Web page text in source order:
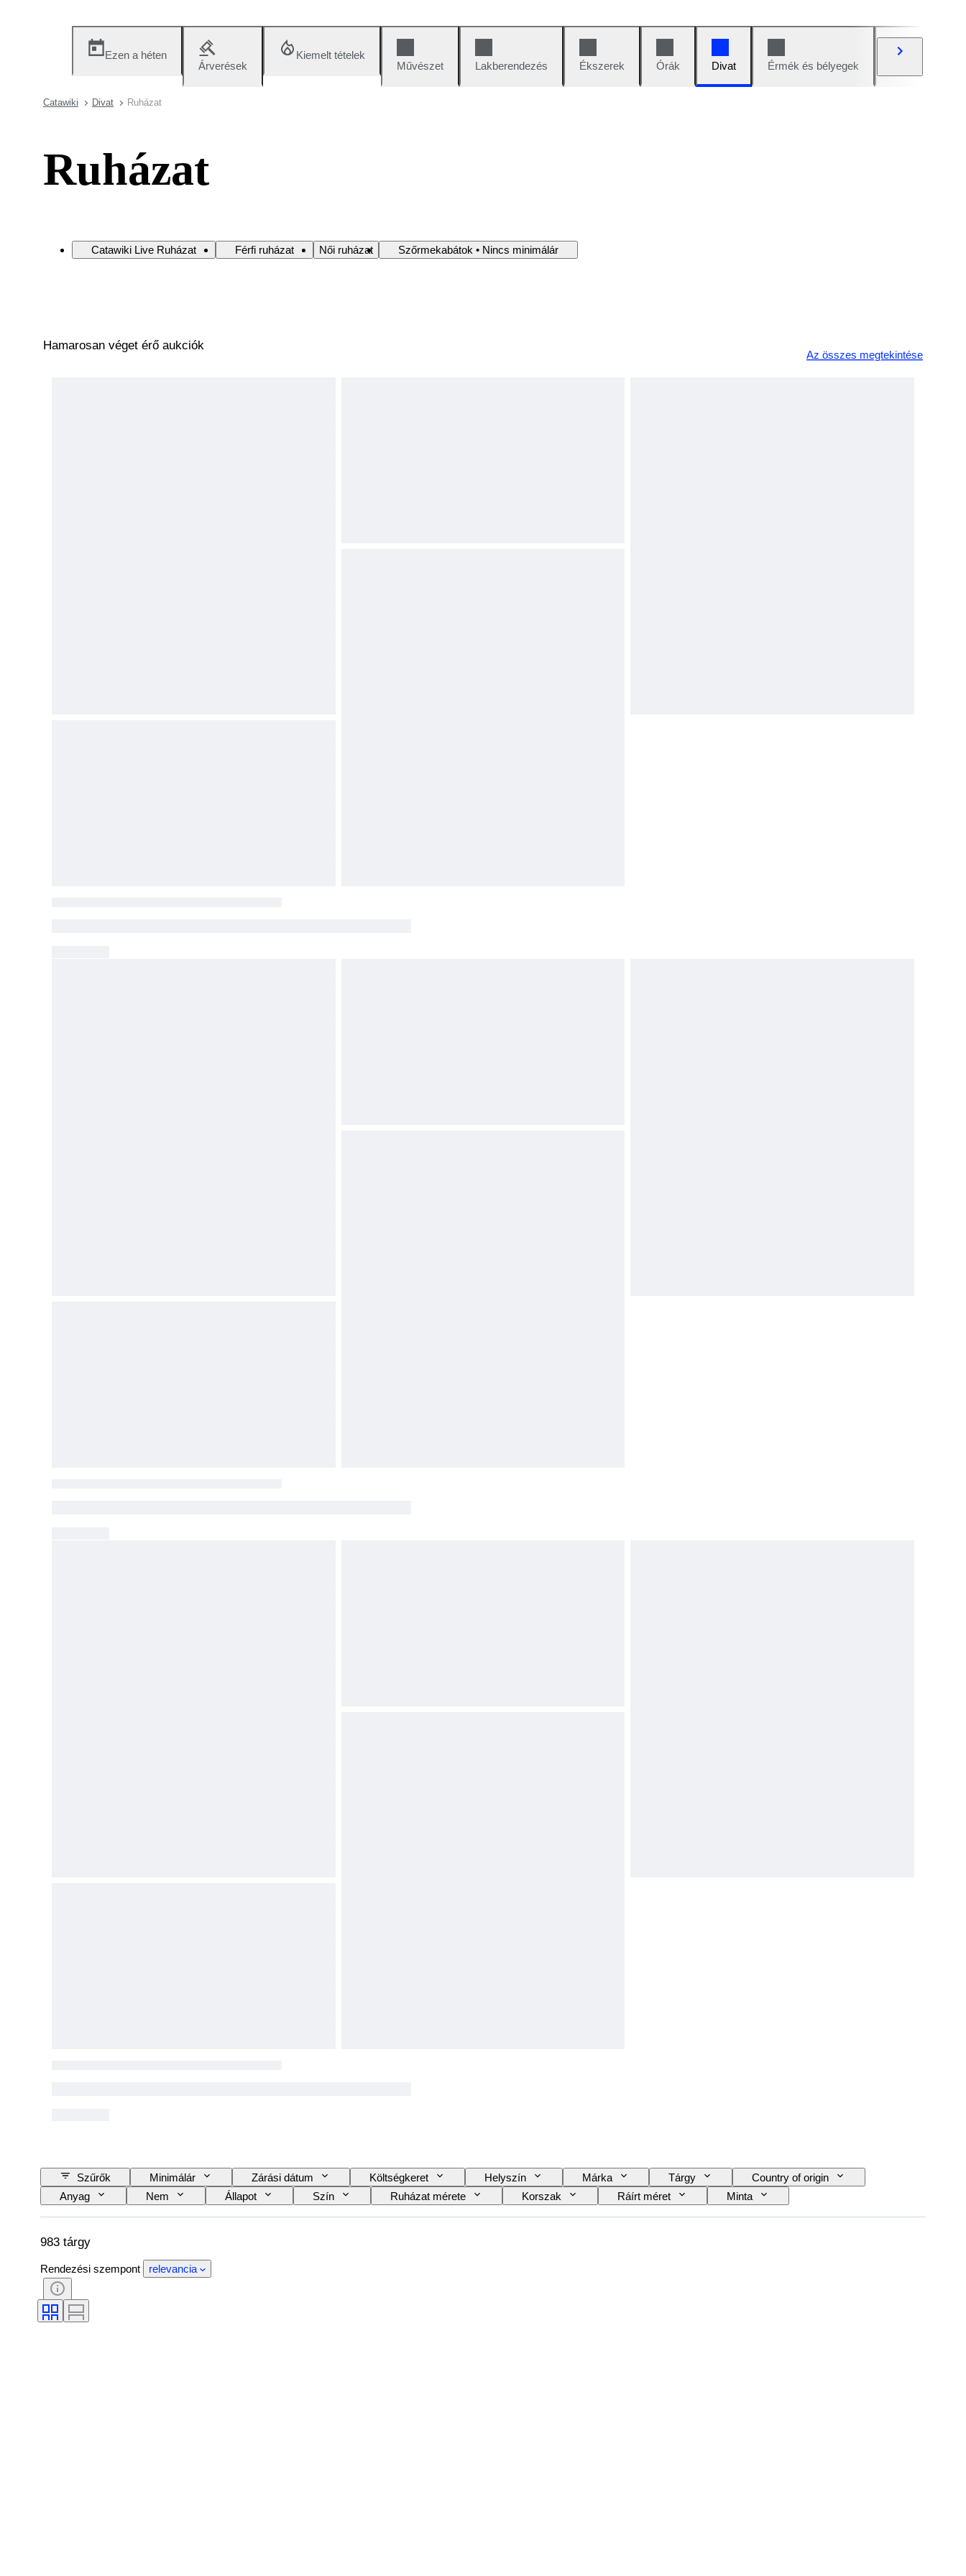
Ezen a héten
Árverések
Kiemelt tételek
Művészet
Lakberendezés Ékszerek Órák Divat Érmék és bélyegek
Catawiki Divat Ruházat
Ruházat
Catawiki Live Ruházat Férfi ruházat Női ruházat Szőrmekabátok • Nincs minimálár
Hamarosan véget érő aukciók
Az összes megtekintése
Szűrők Minimálár Zárási dátum Költségkeret Helyszín Márka Tárgy
Country of origin
Anyag
Nem Állapot Szín Ruházat mérete Korszak Ráírt méret
Minta
Tartozékok mellékelve
983 tárgy
Rendezési szempont relevancia